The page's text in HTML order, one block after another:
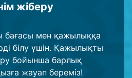
жіберу
бағасы мен қажылыққа
білу үшін. Қажылықты
бойынша барлық
жауап береміз!